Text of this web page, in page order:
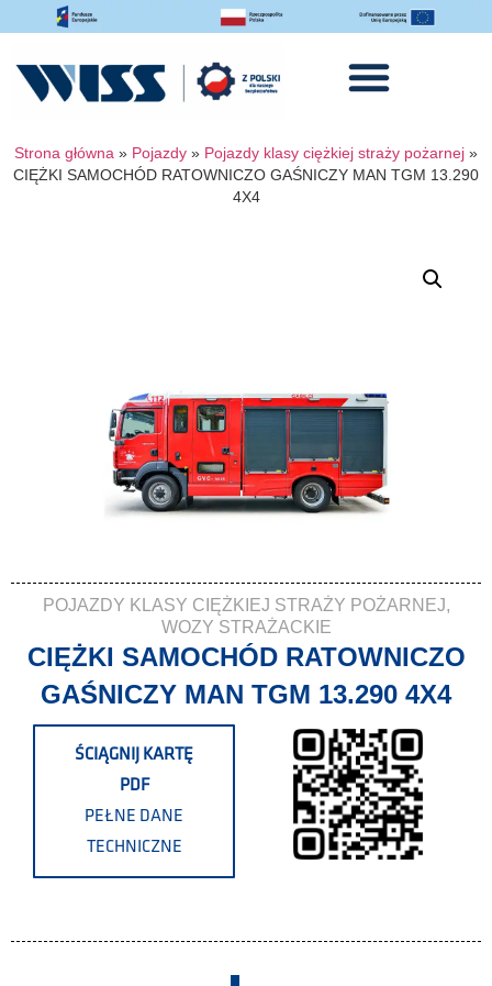
Strona główna » Pojazdy » Pojazdy klasy ciężkiej straży pożarnej »
CIĘŻKI SAMOCHÓD RATOWNICZO GAŚNICZY MAN TGM 13.290
4X4
POJAZDY KLASY CIĘŻKIEJ STRAŻY POŻARNEJ,
WOZY STRAŻACKIE
CIĘŻKI SAMOCHÓD RATOWNICZO
GAŚNICZY MAN TGM 13.290 4X4
ŚCIĄGNIJ KARTĘ
PDF
PEŁNE DANE
TECHNICZNE